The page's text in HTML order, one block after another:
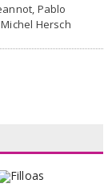
Pablo
Hersch